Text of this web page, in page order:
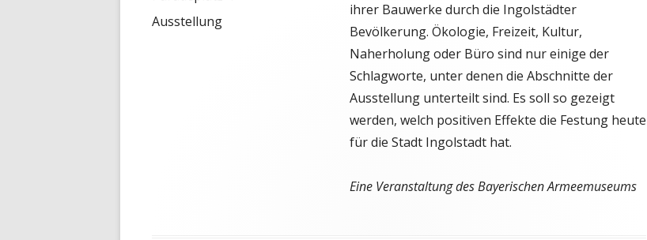
MITGLIED WERDEN
DOCUMENTEKONZEPT
STRASSEN UND ORTSSCHILDER
Ausstellung
ihrer Bauwerke durch die Ingolstädter
Bevölkerung. Ökologie, Freizeit, Kultur,
Naherholung oder Büro sind nur einige der
Schlagworte, unter denen die Abschnitte der
Ausstellung unterteilt sind. Es soll so gezeigt
werden, welch positiven Effekte die Festung heute
für die Stadt Ingolstadt hat.
Eine Veranstaltung des Bayerischen Armeemuseums